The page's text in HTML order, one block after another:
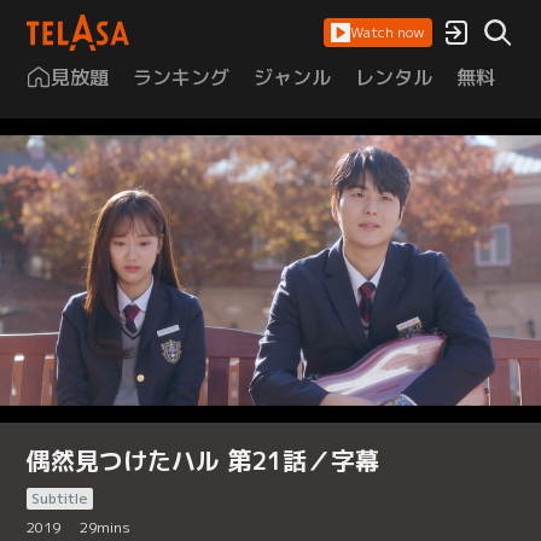
Watch now
見放題 ランキング ジャンル レンタル 無料
偶然見つけたハル 第21話／字幕
Subtitle
2019
29mins